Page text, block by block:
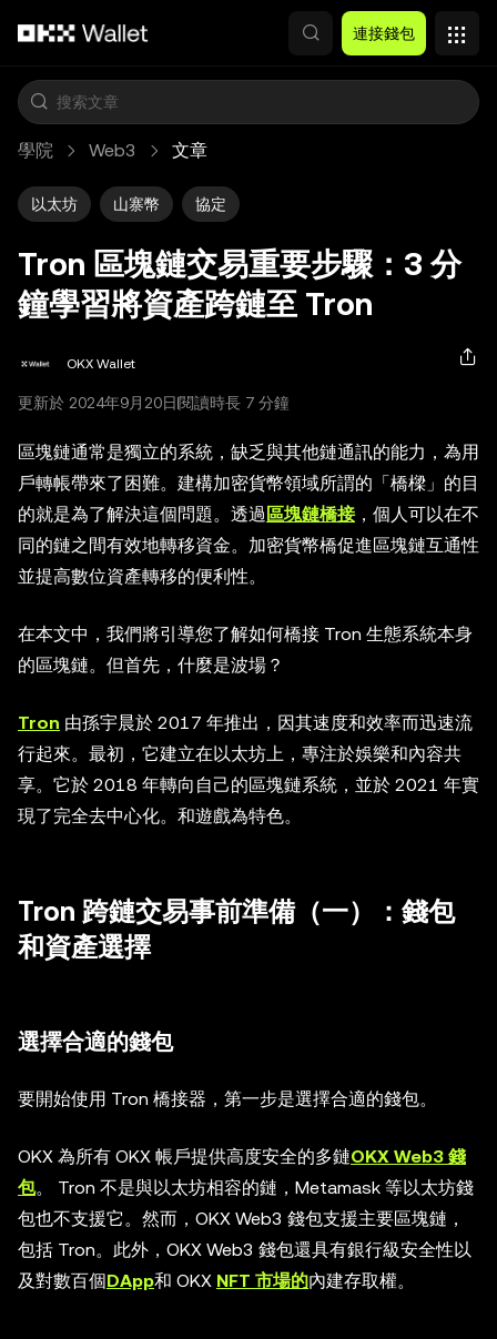
連接錢包
學院 Web3 文章
以太坊 山寨幣 協定
Tron 區塊鏈交易重要步驟：3 分
鐘學習將資產跨鏈至 Tron
OKX Wallet
更新於 2024年9月20日 閱讀時長 7 分鐘
區塊鏈通常是獨立的系統，缺乏與其他鏈通訊的能力，為用
戶轉帳帶來了困難。建構加密貨幣領域所謂的「橋樑」的目
的就是為了解決這個問題。透過 區塊鏈橋接，個人可以在不
同的鏈之間有效地轉移資金。加密貨幣橋促進區塊鏈互通性
並提高數位資產轉移的便利性。
在本文中，我們將引導您了解如何橋接 Tron 生態系統本身
的區塊鏈。但首先，什麼是波場？
Tron 由孫宇晨於 2017 年推出，因其速度和效率而迅速流
行起來。最初，它建立在以太坊上，專注於娛樂和內容共
享。它於 2018 年轉向自己的區塊鏈系統，並於 2021 年實
現了完全去中心化。和遊戲為特色。
Tron 跨鏈交易事前準備（一）：錢包
和資產選擇
選擇合適的錢包
要開始使用 Tron 橋接器，第一步是選擇合適的錢包。
OKX 為所有 OKX 帳戶提供高度安全的多鏈OKX Web3 錢
包。 Tron 不是與以太坊相容的鏈，Metamask 等以太坊錢
包也不支援它。然而，OKX Web3 錢包支援主要區塊鏈，
包括 Tron。此外，OKX Web3 錢包還具有銀行級安全性以
及對數百個DApp和 OKX NFT 市場的內建存取權。